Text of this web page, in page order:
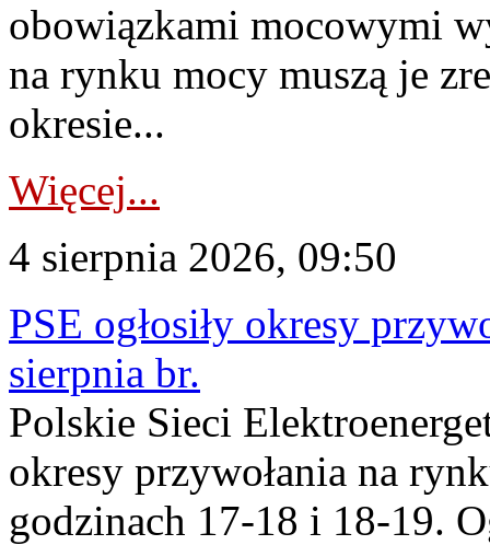
obowiązkami mocowymi
na rynku mocy muszą je
okresie...
Więcej...
4 sierpnia 2026, 09:50
PSE ogłosiły okresy
sierpnia br.
Polskie Sieci
okresy przywołania na
godzinach 17-18 i 18-19.